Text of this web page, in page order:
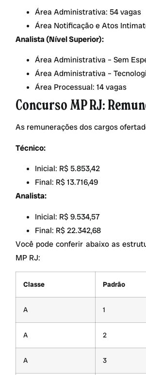
Área Administrativa: 54 vagas
Área Notificação e Atos
Analista (Nível Superior):
Área Administrativa – Sem
Área Administrativa –
Área Processual: 14 vagas
Concurso MP RJ:
As remunerações dos cargos
Técnico:
Inicial: R$ 5.853,42
Final: R$ 13.716,49
Analista:
Inicial: R$ 9.534,57
Final: R$ 22.342,68
Você pode conferir abaixo as
MP RJ:
Classe Padrão
A 1
A 2
A 3